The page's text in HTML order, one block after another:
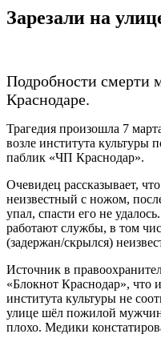
Зарезали на
Подробности смерти
Краснодаре.
Трагедия произошла 7
возле института культуры
паблик «ЧП Краснодар».
Очевидец рассказывает,
неизвестный с ножом,
упал, спасти его не
работают службы, в том
(задержан/скрылся)
Источник в
«Блокнот Краснодар», что
института культуры не
улице шёл пожилой
плохо. Медики